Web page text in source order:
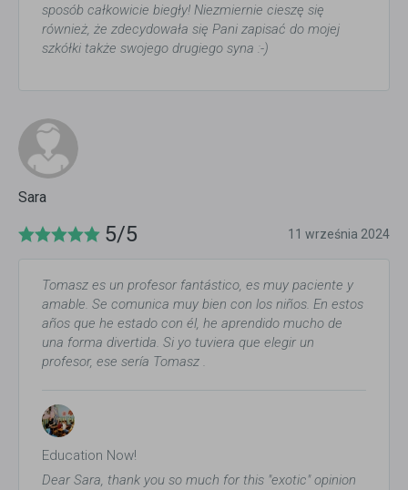
sposób całkowicie biegły! Niezmiernie cieszę się
również, że zdecydowała się Pani zapisać do mojej
szkółki także swojego drugiego syna :-)
Sara
5/5 11 września 2024
Tomasz es un profesor fantástico, es muy paciente y
amable. Se comunica muy bien con los niños. En estos
años que he estado con él, he aprendido mucho de
una forma divertida. Si yo tuviera que elegir un
profesor, ese sería Tomasz .
Education Now!
Dear Sara, thank you so much for this "exotic" opinion